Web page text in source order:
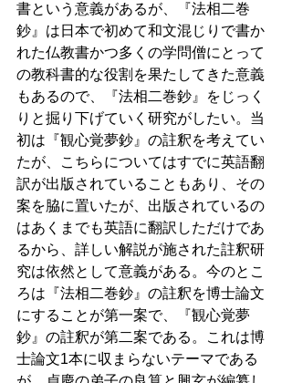
書という意義があるが、『法相二巻
鈔』は日本で初めて和文混じりで書か
れた仏教書かつ多くの学問僧にとって
の教科書的な役割を果たしてきた意義
もあるので、『法相二巻鈔』をじっく
りと掘り下げていく研究がしたい。当
初は『観心覚夢鈔』の註釈を考えてい
たが、こちらについてはすでに英語翻
訳が出版されていることもあり、その
案を脇に置いたが、出版されているの
はあくまでも英語に翻訳しただけであ
るから、詳しい解説が施された註釈研
究は依然として意義がある。今のとこ
ろは『法相二巻鈔』の註釈を博士論文
にすることが第一案で、『観心覚夢
鈔』の註釈が第二案である。これは博
士論文1本に収まらないテーマである